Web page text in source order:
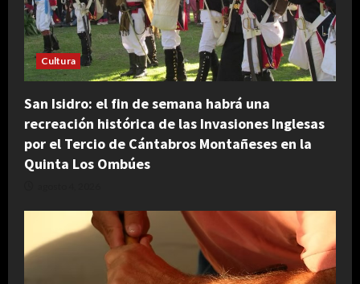
Cultura
San Isidro: el fin de semana habrá una
recreación histórica de las Invasiones Inglesas
por el Tercio de Cántabros Montañeses en la
Quinta Los Ombúes